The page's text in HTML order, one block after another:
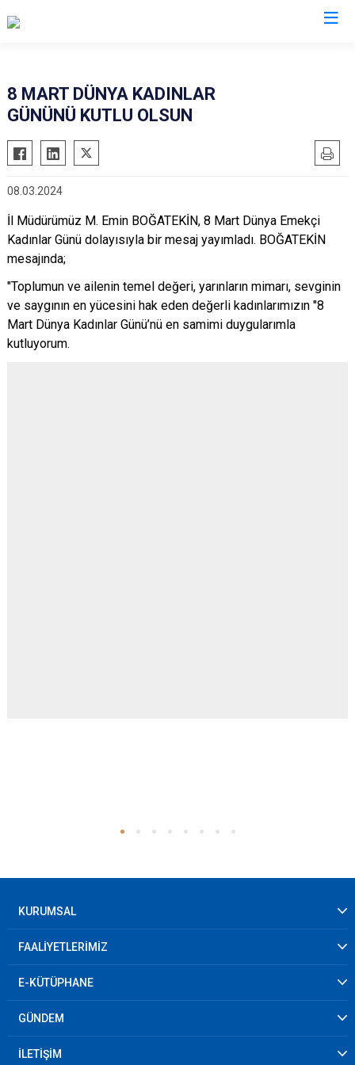
8 MART DÜNYA KADINLAR
GÜNÜNÜ KUTLU OLSUN
08.03.2024
İl Müdürümüz M. Emin BOĞATEKİN, 8 Mart Dünya Emekçi
Kadınlar Günü dolayısıyla bir mesaj yayımladı. BOĞATEKİN
mesajında;
"Toplumun ve ailenin temel değeri, yarınların mimarı, sevginin
ve saygının en yücesini hak eden değerli kadınlarımızın "8
Mart Dünya Kadınlar Günü’nü en samimi duygularımla
kutluyorum.
KURUMSAL
FAALİYETLERİMİZ
E-KÜTÜPHANE
GÜNDEM
İLETİŞİM